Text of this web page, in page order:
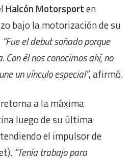
Halcón Motorsporten
bajo la motorización de su
“Fue el debut soñado porque
él nos conocimos ahí, no
un vínculo especial”, afirmó.
a la máxima
luego de su última
el impulsor de
“Tenía trabajo para